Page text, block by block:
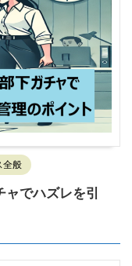
全般
でハズレを引